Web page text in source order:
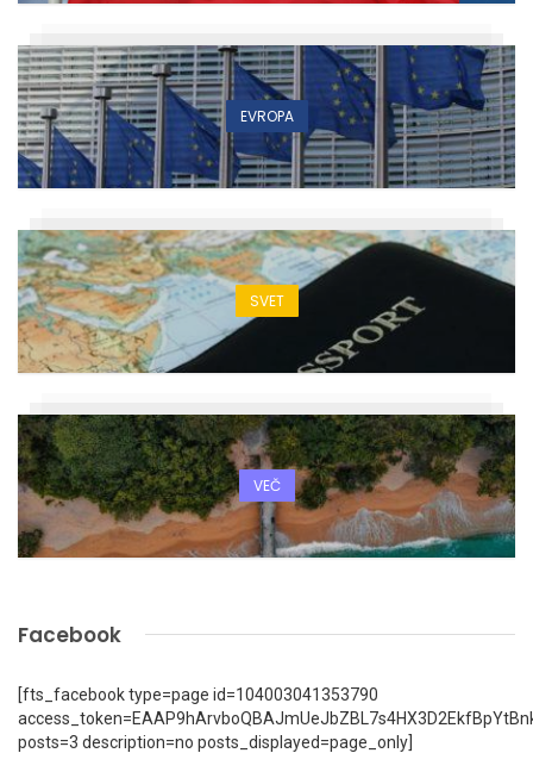
EVROPA
SVET
VEČ
Facebook
[fts_facebook type=page id=104003041353790
posts=3 description=no posts_displayed=page_only]